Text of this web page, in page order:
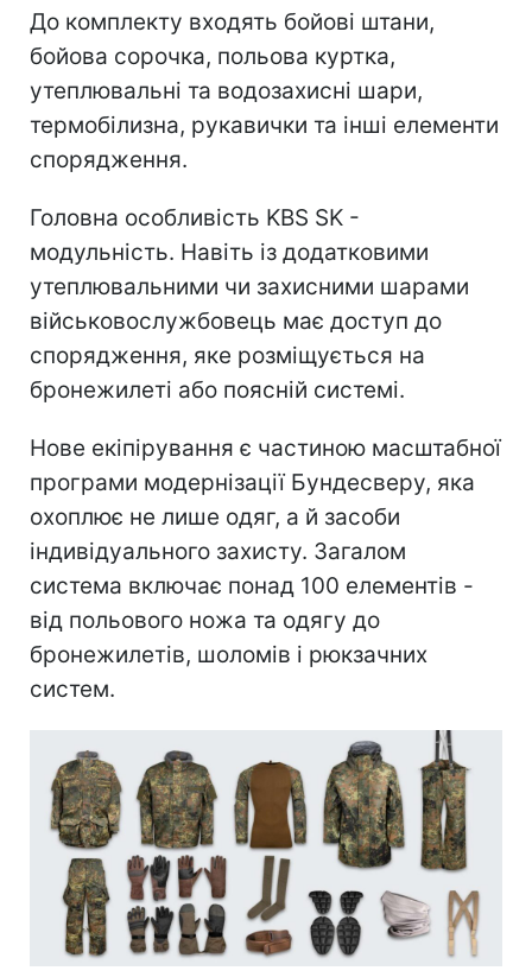
До комплекту входять бойові штани,
бойова сорочка, польова куртка,
утеплювальні та водозахисні шари,
термобілизна, рукавички та інші елементи
спорядження.
Головна особливість KBS SK -
модульність. Навіть із додатковими
утеплювальними чи захисними шарами
військовослужбовець має доступ до
спорядження, яке розміщується на
бронежилеті або поясній системі.
Нове екіпірування є частиною масштабної
програми модернізації Бундесверу, яка
охоплює не лише одяг, а й засоби
індивідуального захисту. Загалом
система включає понад 100 елементів -
від польового ножа та одягу до
бронежилетів, шоломів і рюкзачних
систем.